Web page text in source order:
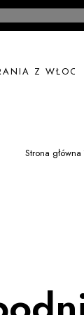
Z WŁOCH
Strona główna